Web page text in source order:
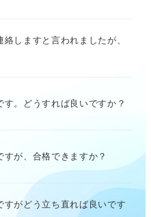
しますと言われましたが、
す。どうすれば良いですか？
が、合格できますか？
すがどう立ち直れば良いです